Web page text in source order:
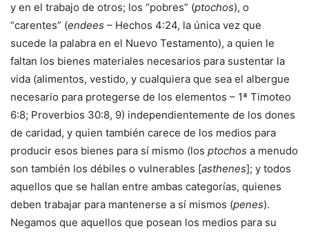
y en el trabajo de otros; los “pobres” (ptochos), o
“carentes” (endees – Hechos 4:24, la única vez que
sucede la palabra en el Nuevo Testamento), a quien le
faltan los bienes materiales necesarios para sustentar la
vida (alimentos, vestido, y cualquiera que sea el albergue
necesario para protegerse de los elementos – 1ª Timoteo
6:8; Proverbios 30:8, 9) independientemente de los dones
de caridad, y quien también carece de los medios para
producir esos bienes para sí mismo (los ptochos a menudo
son también los débiles o vulnerables [asthenes]; y todos
aquellos que se hallan entre ambas categorías, quienes
deben trabajar para mantenerse a sí mismos (penes).
Negamos que aquellos que posean los medios para su